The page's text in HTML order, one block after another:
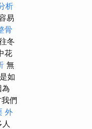
析
易
骨
冬
花
無
如
們
外